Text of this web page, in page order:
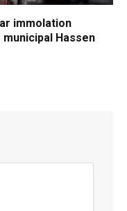
immolation
Hassen